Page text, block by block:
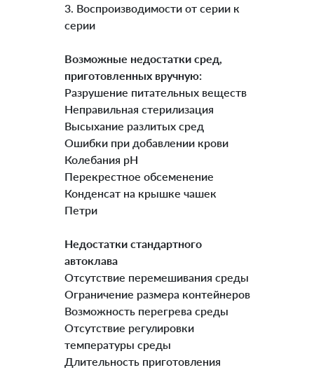
3. Воспроизводимости от серии к
серии
Возможные недостатки сред,
приготовленных вручную:
Разрушение питательных веществ
Неправильная стерилизация
Высыхание разлитых сред
Ошибки при добавлении крови
Колебания рН
Перекрестное обсеменение
Конденсат на крышке чашек
Петри
Недостатки стандартного
автоклава
Отсутствие перемешивания среды
Ограничение размера контейнеров
Возможность перегрева среды
Отсутствие регулировки
температуры среды
Длительность приготовления